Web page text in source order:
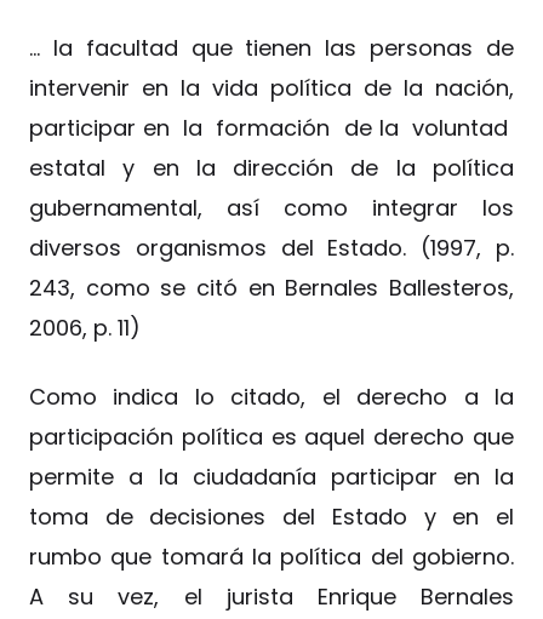
… la facultad que tienen las personas de
intervenir en la vida política de la nación,
participar en la formación de la voluntad
estatal y en la dirección de la política
gubernamental, así como integrar los
diversos organismos del Estado. (1997, p.
243, como se citó en Bernales Ballesteros,
2006, p. 11)
Como indica lo citado, el derecho a la
participación política es aquel derecho que
permite a la ciudadanía participar en la
toma de decisiones del Estado y en el
rumbo que tomará la política del gobierno.
A su vez, el jurista Enrique Bernales